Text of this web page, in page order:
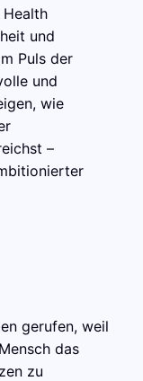
und
Puls der
und
wie
–
gerufen, weil
das
zu